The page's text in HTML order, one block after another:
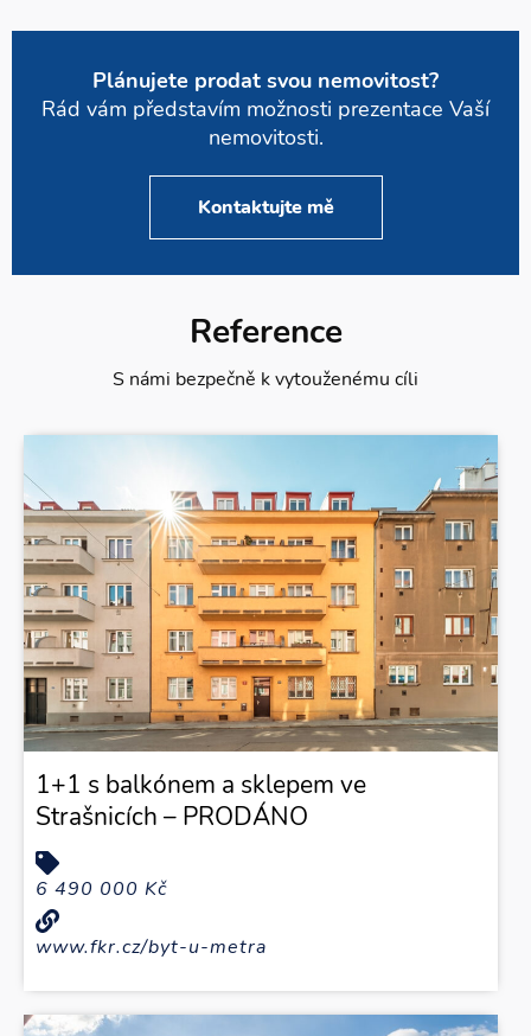
Plánujete prodat svou nemovitost?
Rád vám představím možnosti prezentace Vaší
nemovitosti.
Kontaktujte mě
Reference
S námi bezpečně k vytouženému cíli
1+1 s balkónem a sklepem ve
Strašnicích – PRODÁNO
6 490 000 Kč
www.fkr.cz/byt-u-metra